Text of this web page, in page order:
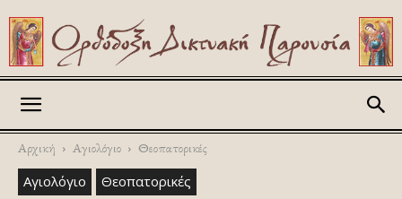
Αρχική Αγιολόγιο Θεοπατορικές
Αγιολόγιο Θεοπατορικές